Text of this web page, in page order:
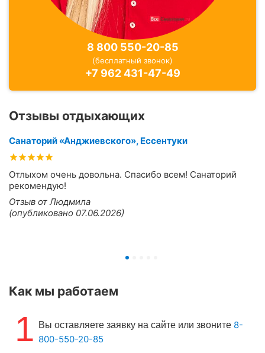
8 800 550-20-85
(бесплатный звонок)
+7 962 431-47-49
Отзывы отдыхающих
Санаторий «Анджиевского», Ессентуки
Отлыхом очень довольна. Спасибо всем! Санаторий
рекомендую!
Отзыв от Людмила
(опубликовано 07.06.2026)
Как мы работаем
1 Вы оставляете заявку на сайте или звоните 8-
800-550-20-85